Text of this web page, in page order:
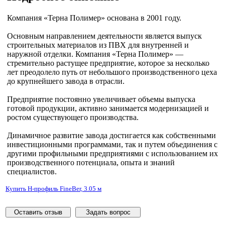
Компания «Терна Полимер» основана в 2001 году.
Основным направлением деятельности является выпуск
строительных материалов из ПВХ для внутренней и
наружной отделки. Компания «Терна Полимер» —
стремительно растущее предприятие, которое за несколько
лет преодолело путь от небольшого производственного цеха
до крупнейшего завода в отрасли.
Предприятие постоянно увеличивает объемы выпуска
готовой продукции, активно занимается модернизацией и
ростом существующего производства.
Динамичное развитие завода достигается как собственными
инвестиционными программами, так и путем объединения с
другими профильными предприятиями с использованием их
производственного потенциала, опыта и знаний
специалистов.
Купить H-профиль FineBer, 3.05 м
Оставить отзыв Задать вопрос